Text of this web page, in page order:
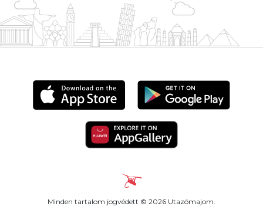
Minden tartalom jogvédett © 2026 Utazómajom.